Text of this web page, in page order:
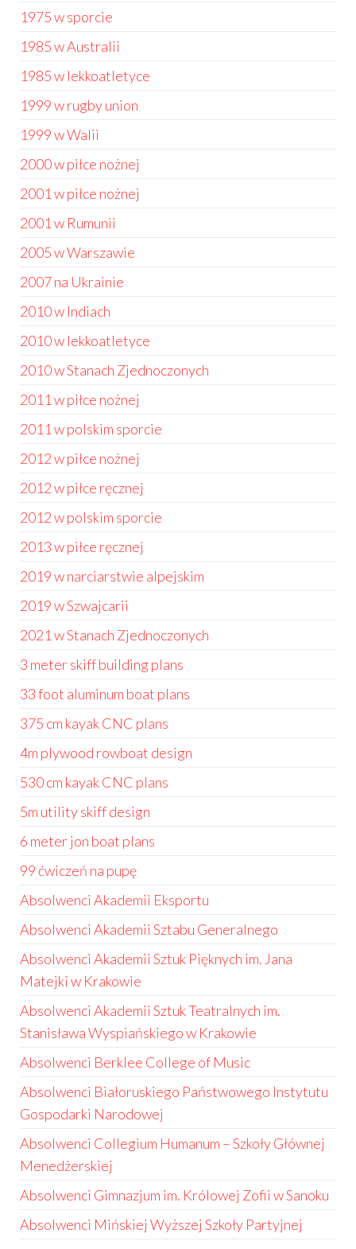
1975 w sporcie
1985 w Australii
1985 w lekkoatletyce
1999 w rugby union
1999 w Walii
2000 w piłce nożnej
2001 w piłce nożnej
2001 w Rumunii
2005 w Warszawie
2007 na Ukrainie
2010 w Indiach
2010 w lekkoatletyce
2010 w Stanach Zjednoczonych
2011 w piłce nożnej
2011 w polskim sporcie
2012 w piłce nożnej
2012 w piłce ręcznej
2012 w polskim sporcie
2013 w piłce ręcznej
2019 w narciarstwie alpejskim
2019 w Szwajcarii
2021 w Stanach Zjednoczonych
3 meter skiff building plans
33 foot aluminum boat plans
375 cm kayak CNC plans
4m plywood rowboat design
530 cm kayak CNC plans
5m utility skiff design
6 meter jon boat plans
99 ćwiczeń na pupę
Absolwenci Akademii Eksportu
Absolwenci Akademii Sztabu Generalnego
Absolwenci Akademii Sztuk Pięknych im. Jana
Matejki w Krakowie
Absolwenci Akademii Sztuk Teatralnych im.
Stanisława Wyspiańskiego w Krakowie
Absolwenci Berklee College of Music
Absolwenci Białoruskiego Państwowego Instytutu
Gospodarki Narodowej
Absolwenci Collegium Humanum – Szkoły Głównej
Menedżerskiej
Absolwenci Gimnazjum im. Królowej Zofii w Sanoku
Absolwenci Mińskiej Wyższej Szkoły Partyjnej